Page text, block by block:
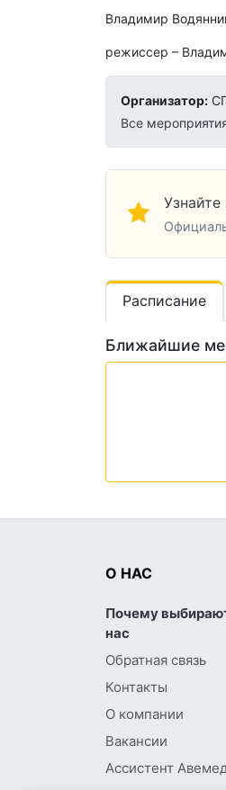
Владимир
режиссер –
Организатор:
Все
Узнайте
Расписание
Ближайшие
О НАС
Почему
нас
Обратная связь
Контакты
О компании
Вакансии
Ассистент